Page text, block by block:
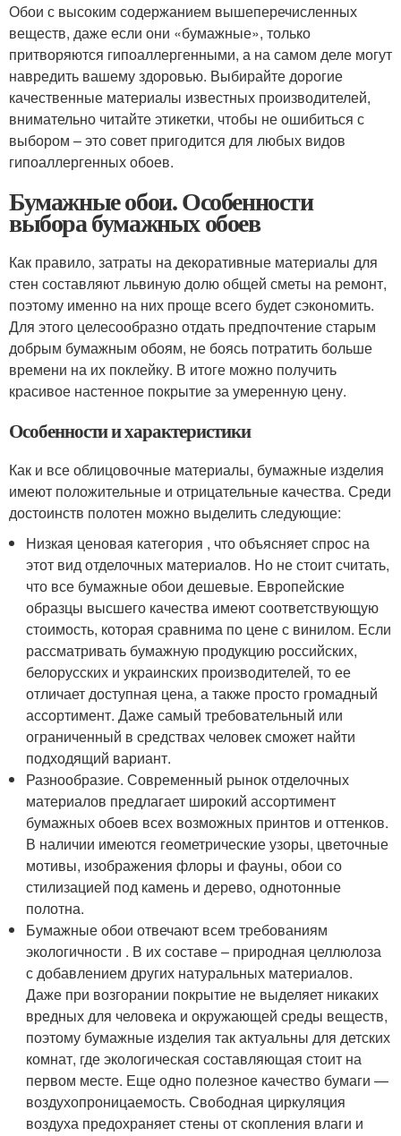
Обои с высоким содержанием вышеперечисленных
веществ, даже если они «бумажные», только
притворяются гипоаллергенными, а на самом деле могут
навредить вашему здоровью. Выбирайте дорогие
качественные материалы известных производителей,
внимательно читайте этикетки, чтобы не ошибиться с
выбором – это совет пригодится для любых видов
гипоаллергенных обоев.
Бумажные обои. Особенности
выбора бумажных обоев
Как правило, затраты на декоративные материалы для
стен составляют львиную долю общей сметы на ремонт,
поэтому именно на них проще всего будет сэкономить.
Для этого целесообразно отдать предпочтение старым
добрым бумажным обоям, не боясь потратить больше
времени на их поклейку. В итоге можно получить
красивое настенное покрытие за умеренную цену.
Особенности и характеристики
Как и все облицовочные материалы, бумажные изделия
имеют положительные и отрицательные качества. Среди
достоинств полотен можно выделить следующие:
Низкая ценовая категория , что объясняет спрос на
этот вид отделочных материалов. Но не стоит считать,
что все бумажные обои дешевые. Европейские
образцы высшего качества имеют соответствующую
стоимость, которая сравнима по цене с винилом. Если
рассматривать бумажную продукцию российских,
белорусских и украинских производителей, то ее
отличает доступная цена, а также просто громадный
ассортимент. Даже самый требовательный или
ограниченный в средствах человек сможет найти
подходящий вариант.
Разнообразие. Современный рынок отделочных
материалов предлагает широкий ассортимент
бумажных обоев всех возможных принтов и оттенков.
В наличии имеются геометрические узоры, цветочные
мотивы, изображения флоры и фауны, обои со
стилизацией под камень и дерево, однотонные
полотна.
Бумажные обои отвечают всем требованиям
экологичности . В их составе – природная целлюлоза
с добавлением других натуральных материалов.
Даже при возгорании покрытие не выделяет никаких
вредных для человека и окружающей среды веществ,
поэтому бумажные изделия так актуальны для детских
комнат, где экологическая составляющая стоит на
первом месте. Еще одно полезное качество бумаги —
воздухопроницаемость. Свободная циркуляция
воздуха предохраняет стены от скопления влаги и